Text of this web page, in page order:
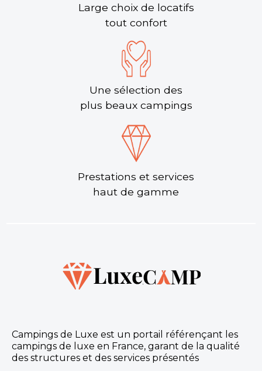
Large choix de locatifs
tout confort
Une sélection des
plus beaux campings
Prestations et services
haut de gamme
Campings de Luxe est un portail référençant les
campings de luxe en France, garant de la qualité
des structures et des services présentés